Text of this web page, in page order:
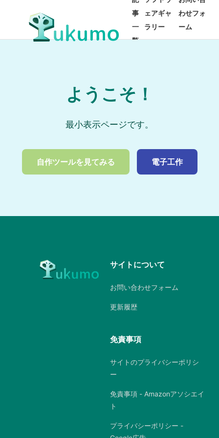
事
一
覧
ェアギャ
ラリー
わせフォ
ーム
ようこそ！
最小表示ページです。
自作ツールを見てみる 電子工作
サイトについて
お問い合わせフォーム
更新履歴
免責事項
サイトのプライバシーポリシ
ー
免責事項 - Amazonアソシエイ
ト
プライバシーポリシー -